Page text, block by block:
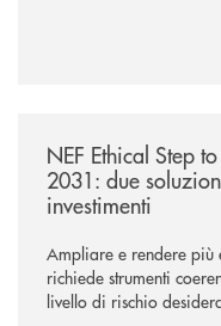
un’occasione di
esprimersi sui punti
NEF Ethical Step
2031: due
investimenti
Ampliare e rendere
richiede strumenti
livello di rischio